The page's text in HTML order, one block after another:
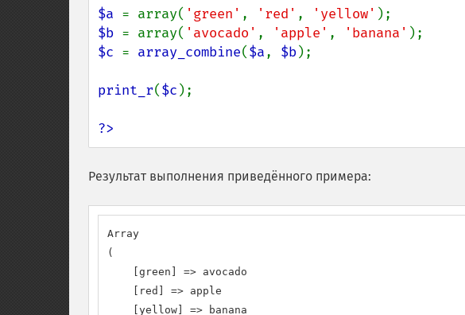
$a = array( 'green' , 'red' , 'yellow'
$b = array( 'avocado' , 'apple' , 'banana'
$c = array_combine($a, $b);
print_r($c );
?>
Результат выполнения приведённого примера:
Array
(
    [green] => avocado
    [red] => apple
    [yellow] => banana